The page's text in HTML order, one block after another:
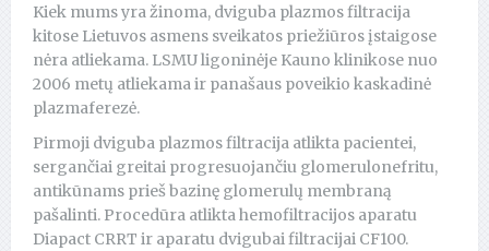
Kiek mums yra žinoma, dviguba plazmos filtracija
kitose Lietuvos asmens sveikatos priežiūros įstaigose
nėra atliekama. LSMU ligoninėje Kauno klinikose nuo
2006 metų atliekama ir panašaus poveikio kaskadinė
plazmaferezė.
Pirmoji dviguba plazmos filtracija atlikta pacientei,
sergančiai greitai progresuojančiu glomerulonefritu,
antikūnams prieš bazinę glomerulų membraną
pašalinti. Procedūra atlikta hemofiltracijos aparatu
Diapact CRRT ir aparatu dvigubai filtracijai CF100.